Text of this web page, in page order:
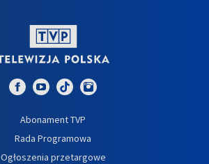
Abonament TVP
Rada Programowa
Ogłoszenia przetargowe